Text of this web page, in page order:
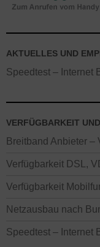
AKTUELLES UND
Speedtest – Internet
VERFÜGBARKEIT
Breitband Anbieter –
Verfügbarkeit DSL,
Verfügbarkeit
Netzausbau nach
Speedtest – Internet